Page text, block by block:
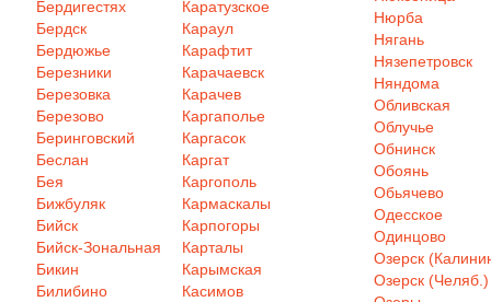
Бердигестях
Бердск
Бердюжье
Березники
Березовка
Березово
Беринговский
Беслан
Бея
Бижбуляк
Бийск
Бийск-Зональная
Бикин
Билибино
Каратузское
Караул
Карафтит
Карачаевск
Карачев
Каргаполье
Каргасок
Каргат
Каргополь
Кармаскалы
Карпогоры
Карталы
Карымская
Касимов
Нюрба
Нягань
Нязепетровск
Няндома
Обливская
Облучье
Обнинск
Обоянь
Обьячево
Одесское
Одинцово
Озерск
Озерск (Челяб.)